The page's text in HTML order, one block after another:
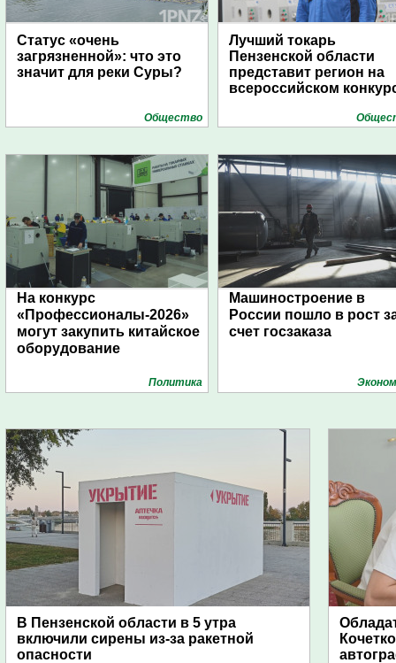
Статус «очень
загрязненной»: что это
значит для реки Суры?
Общество
Лучший токарь
Пензенской области
представит регион на
всероссийском
На конкурс
«Профессионалы-2026»
могут закупить китайское
оборудование
Политика
Машиностроение в
России пошло в рост
счет госзаказа
В Пензенской области в 5 утра
включили сирены из-за ракетной
опасности